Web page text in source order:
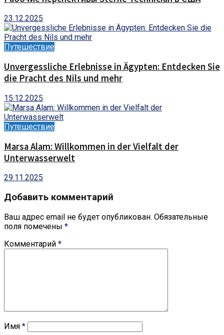
23.12.2025
Путешествие
Unvergessliche Erlebnisse in Ägypten: Entdecken Sie
die Pracht des Nils und mehr
15.12.2025
Путешествие
Marsa Alam: Willkommen in der Vielfalt der
Unterwasserwelt
29.11.2025
Добавить комментарий
Ваш адрес email не будет опубликован. Обязательные
поля помечены *
Комментарий *
Имя *